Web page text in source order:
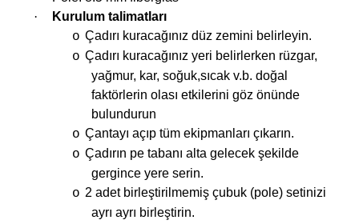
·
Kurulum talimatları
o Çadırı kuracağınız düz zemini belirleyin.
o Çadırı kuracağınız yeri belirlerken rüzgar,
yağmur, kar, soğuk,sıcak v.b. doğal
faktörlerin olası etkilerini göz önünde
bulundurun
o Çantayı açıp tüm ekipmanları çıkarın.
o Çadırın pe tabanı alta gelecek şekilde
gergince yere serin.
o 2 adet birleştirilmemiş çubuk (pole) setinizi
ayrı ayrı birleştirin.